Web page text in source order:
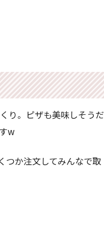
り。ピザも美味しそうだ
w
つか注文してみんなで取